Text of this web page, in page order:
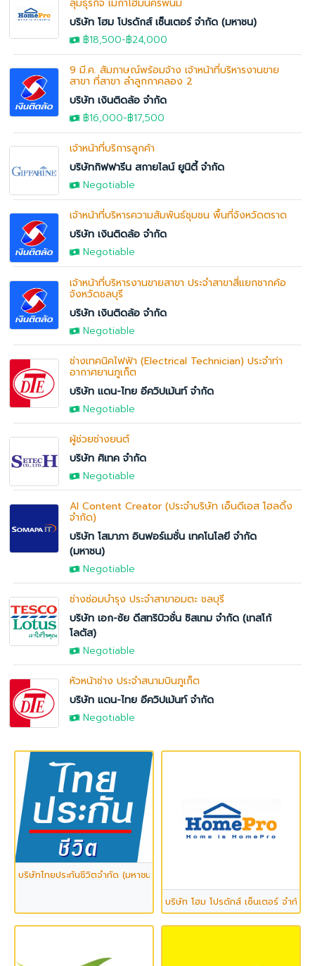
ลุ่มธุรกิจ เมกาโฮมนครพนม
บริษัท โฮม โปรดักส์ เซ็นเตอร์ จำกัด (มหาชน)
฿18,500-฿24,000
9 มี.ค. สัมภาษณ์พร้อมจ้าง เจ้าหน้าที่บริหารงานขาย
สาขา ที่สาขา ลำลูกกาคลอง 2
บริษัท เงินติดล้อ จำกัด
฿16,000-฿17,500
เจ้าหน้าที่บริการลูกค้า
บริษัทกิฟฟารีน สกายไลน์ ยูนิตี้ จำกัด
Negotiable
เจ้าหน้าที่บริหารความสัมพันธ์ชุมชน พื้นที่จังหวัดตราด
บริษัท เงินติดล้อ จำกัด
Negotiable
เจ้าหน้าที่บริหารงานขายสาขา ประจำสาขาสี่แยกชากค้อ
จังหวัดชลบุรี
บริษัท เงินติดล้อ จำกัด
Negotiable
ช่างเทคนิคไฟฟ้า (Electrical Technician) ประจำท่า
อากาศยานภูเก็ต
บริษัท แดน-ไทย อีควิปเม้นท์ จำกัด
Negotiable
ผู้ช่วยช่างยนต์
บริษัท ศิเทค จำกัด
Negotiable
AI Content Creator (ประจำบริษัท เอ็นดีเอส โฮลดิ้ง
จำกัด)
บริษัท โสมาภา อินฟอร์เมชั่น เทคโนโลยี จำกัด
(มหาชน)
Negotiable
ช่างซ่อมบำรุง ประจำสาขาอมตะ ชลบุรี
บริษัท เอก-ชัย ดีสทริบิวชั่น ซิสเทม จำกัด (เทสโก้
โลตัส)
Negotiable
หัวหน้าช่าง ประจำสนามบินภูเก็ต
บริษัท แดน-ไทย อีควิปเม้นท์ จำกัด
Negotiable
บริษัทไทยประกันชีวิตจำกัด (มหาชน)
บริษัท โฮม โปรดักส์ เซ็นเตอร์ จำกัด (